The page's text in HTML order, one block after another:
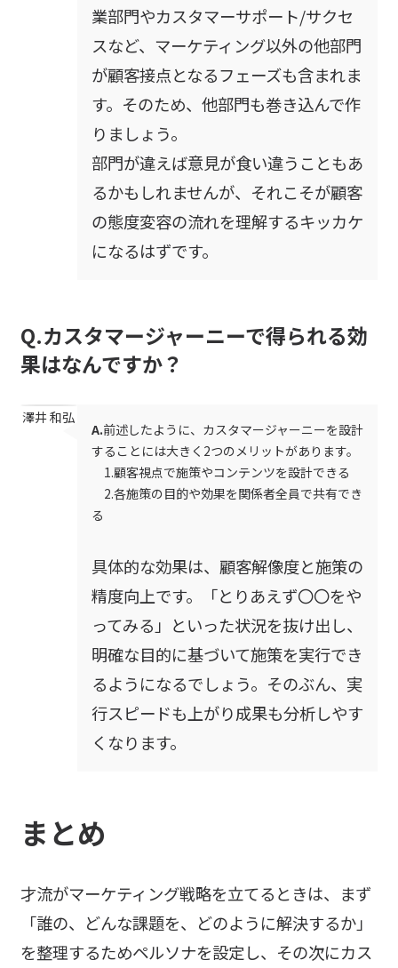
業部門やカスタマーサポート/サクセ
スなど、マーケティング以外の他部門
が顧客接点となるフェーズも含まれま
す。そのため、他部門も巻き込んで作
りましょう。
部門が違えば意見が食い違うこともあ
るかもしれませんが、それこそが顧客
の態度変容の流れを理解するキッカケ
になるはずです。
Q.カスタマージャーニーで得られる効
果はなんですか？
澤井 和弘
A.前述したように、カスタマージャーニーを設計
することには大きく2つのメリットがあります。
1.顧客視点で施策やコンテンツを設計できる
2.各施策の目的や効果を関係者全員で共有でき
る
具体的な効果は、顧客解像度と施策の
精度向上です。「とりあえず〇〇をや
ってみる」といった状況を抜け出し、
明確な目的に基づいて施策を実行でき
るようになるでしょう。そのぶん、実
行スピードも上がり成果も分析しやす
くなります。
まとめ
才流がマーケティング戦略を立てるときは、まず
「誰の、どんな課題を、どのように解決するか」
を整理するためペルソナを設定し、その次にカス